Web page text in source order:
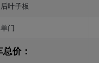
叶子板
单门
价：